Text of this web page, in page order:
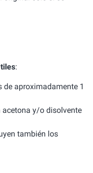
:
de aproximadamente 1
y/o disolvente
también los